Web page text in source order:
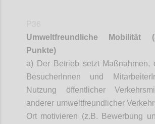
Umweltfreundliche Mobilität
Punkte)
a) Der Betrieb setzt Maßnahmen,
BesucherInnen und
Nutzung öffentlicher
anderer umweltfreundlicher
Ort motivieren (z.B. Bewerbung